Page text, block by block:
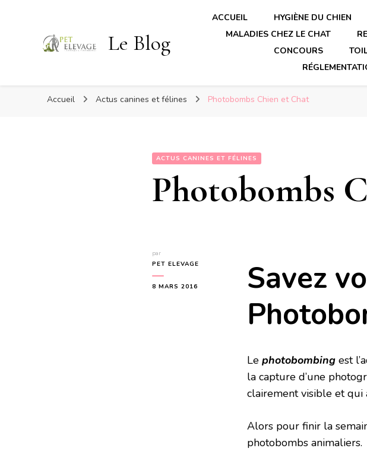
Le Blog
ACCUEIL HYGIÈNE DU CHIEN
MALADIES CHEZ LE CHAT
CONCOURS
Accueil Actus canines et félines Photobombs Chien et Chat
ACTUS CANINES ET FÉLINES
Photobombs
par
PET ELEVAGE
8 MARS 2016
Savez
Le photobombing est
la capture d’une
clairement visible et qui
Alors pour finir la
photobombs animaliers.